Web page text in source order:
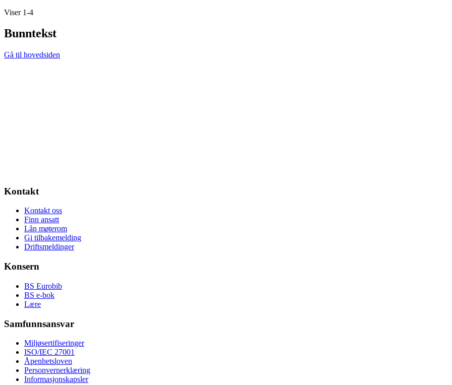
Viser 1-4
Bunntekst
Gå til hovedsiden
Kontakt
Kontakt oss
Finn ansatt
Lån møterom
Gi tilbakemelding
Driftsmeldinger
Konsern
BS Eurobib
BS e-bok
Lære
Samfunnsansvar
Miljøsertifiseringer
ISO/IEC 27001
Åpenhetsloven
Personvernerklæring
Informasjonskapsler